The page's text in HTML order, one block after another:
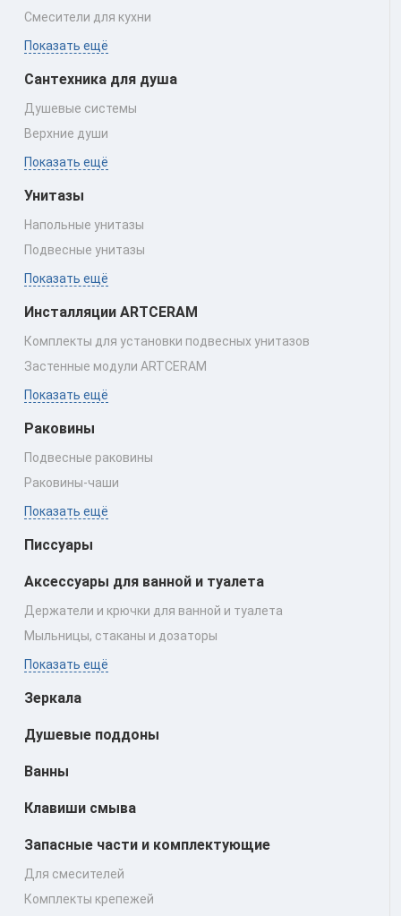
Смесители для кухни
Показать ещё
Сантехника для душа
Душевые системы
Верхние души
Показать ещё
Унитазы
Напольные унитазы
Подвесные унитазы
Показать ещё
Инсталляции ARTCERAM
Комплекты для установки подвесных унитазов
Застенные модули ARTCERAM
Показать ещё
Раковины
Подвесные раковины
Раковины‑чаши
Показать ещё
Писсуары
Аксессуары для ванной и туалета
Держатели и крючки для ванной и туалета
Мыльницы, стаканы и дозаторы
Показать ещё
Зеркала
Душевые поддоны
Ванны
Клавиши смыва
Запасные части и комплектующие
Для смесителей
Комплекты крепежей